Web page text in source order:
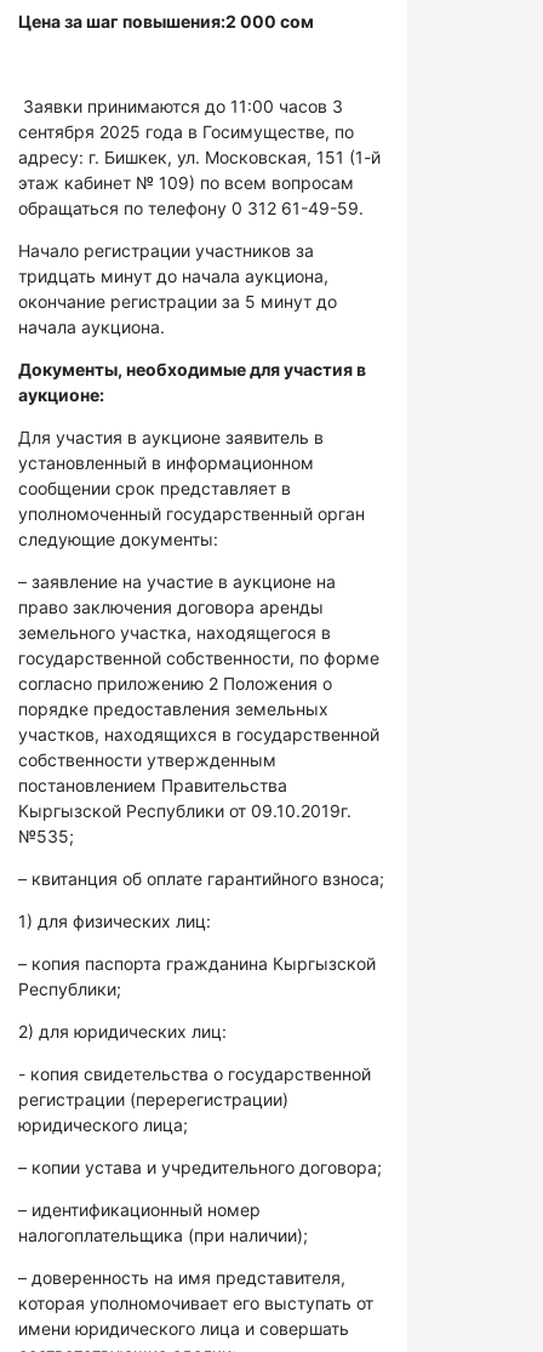
Цена за шаг повышения:2 000 сом
Заявки принимаются до 11:00 часов 3
сентября 2025 года в Госимуществе, по
адресу: г. Бишкек, ул. Московская, 151 (1-й
этаж кабинет № 109) по всем вопросам
обращаться по телефону 0 312 61-49-59.
Начало регистрации участников за
тридцать минут до начала аукциона,
окончание регистрации за 5 минут до
начала аукциона.
Документы, необходимые для участия в
аукционе:
Для участия в аукционе заявитель в
установленный в информационном
сообщении срок представляет в
уполномоченный государственный орган
следующие документы:
– заявление на участие в аукционе на
право заключения договора аренды
земельного участка, находящегося в
государственной собственности, по форме
согласно приложению 2 Положения о
порядке предоставления земельных
участков, находящихся в государственной
собственности утвержденным
постановлением Правительства
Кыргызской Республики от 09.10.2019г.
№535;
– квитанция об оплате гарантийного взноса;
1) для физических лиц:
– копия паспорта гражданина Кыргызской
Республики;
2) для юридических лиц:
- копия свидетельства о государственной
регистрации (перерегистрации)
юридического лица;
– копии устава и учредительного договора;
– идентификационный номер
налогоплательщика (при наличии);
– доверенность на имя представителя,
которая уполномочивает его выступать от
имени юридического лица и совершать